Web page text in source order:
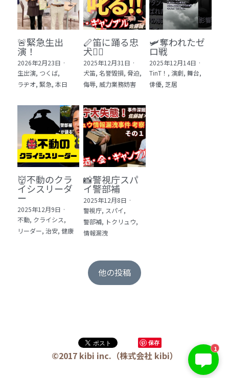
🚨緊急生出
演！
2026年2月23日 ·
生出演, つくば,
ラヂオ, 緊急, 本日
🪈笛に踊る忠
犬🐕‍🦺
2025年12月31日 ·
犬笛, 名誉毀損, 脅迫,
侮辱, 威力業務妨害
🛩️奪われたゼ
ロ戦
2025年12月14日 ·
TinT！, 演劇, 舞台,
俳優, 芝居
👹不動のクラ
イシスリーダ
ー
2025年12月9日 ·
不動, クライシス,
リーダー, 治安, 健康
📸警視庁スパ
イ警部補
2025年12月8日 ·
警視庁, スパイ,
警部補, トクリュウ,
情報漏洩
他の投稿
保存
©2017 kibi inc.（株式会社 kibi）
1